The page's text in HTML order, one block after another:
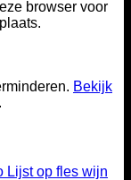
browser voor
Bekijk